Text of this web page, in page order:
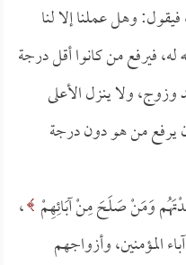
وهل عملنا إلا لنا
له، فيرفع من كانوا أقل درجة
ولا ينزل الأعلى
يرفع من هو دون درجة
وَمَنْ صَلَحَ مِنْ آبَائِهِمْ ،
المؤمنين، وأزواجهم